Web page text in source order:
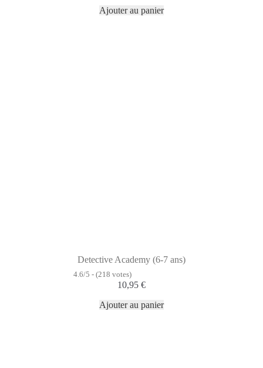
Ajouter au panier
Detective Academy (6-7 ans)
4.6/5 - (218 votes)
10,95 €
Ajouter au panier